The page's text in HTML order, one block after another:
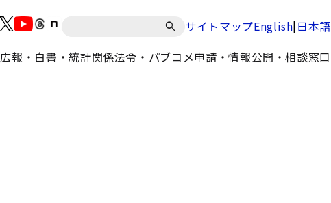
サイトマップEnglish|日本語
広報・白書・統計関係法令・パブコメ申請・情報公開・相談窓口